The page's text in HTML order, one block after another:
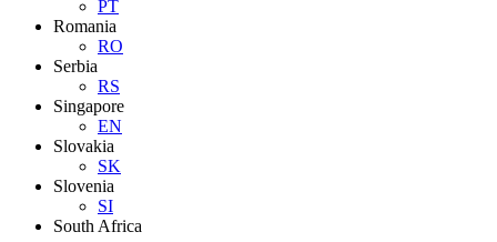
PT
Romania
RO
Serbia
RS
Singapore
EN
Slovakia
SK
Slovenia
SI
South Africa